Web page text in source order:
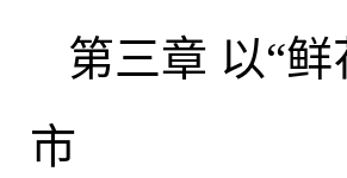
第三章 以“
市